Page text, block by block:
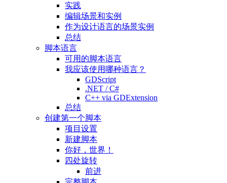
实践
编辑场景和实例
作为设计语言的场景实例
总结
脚本语言
可用的脚本语言
我应该使用哪种语言？
GDScript
.NET / C#
C++ via GDExtension
总结
创建第一个脚本
项目设置
新建脚本
你好，世界！
四处旋转
前进